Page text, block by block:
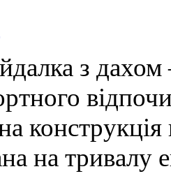
з
на тривалу